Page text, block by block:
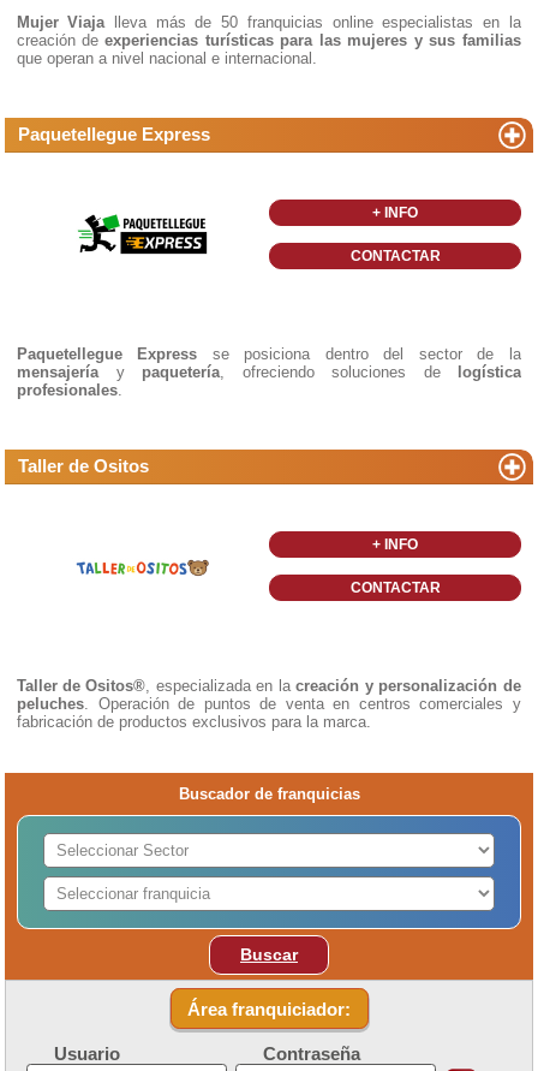
Mujer Viaja lleva más de 50 franquicias online especialistas en la
creación de experiencias turísticas para las mujeres y sus familias
que operan a nivel nacional e internacional.
Paquetellegue Express
+ INFO
CONTACTAR
Paquetellegue Express se posiciona dentro del sector de la
mensajería y paquetería , ofreciendo soluciones de
logística
profesionales
Taller de Ositos
+ INFO
CONTACTAR
Taller de Ositos® , especializada en la creación y personalización de
peluches . Operación de puntos de venta en centros comerciales y
fabricación de productos exclusivos para la marca.
Buscador de franquicias
Buscar
Área franquiciador:
Usuario Contraseña